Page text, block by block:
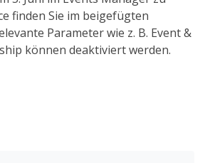
finden Sie im beigefügten
Parameter wie z. B. Event &
können deaktiviert werden.